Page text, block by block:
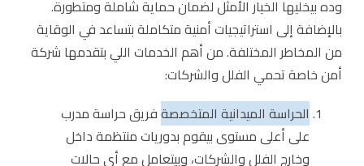
وده بيخليها الخيار الأمثل لضمان حماية شاملة ومتطورة.
بالإضافة إلى استراتيجيات أمنية متكاملة بتساعد في الوقاية
من المخاطر المختلفة. من أهم الخدمات اللي بتقدمها شركة
أمن خاصة تحمي الفلل والشركات:
الحراسة الميدانية المتخصصةفريق حراسة مدرب
على أعلى مستوى بيقوم بدوريات منتظمة داخل
وخارج الفلل والشركات، وبيتعامل مع أي حالات